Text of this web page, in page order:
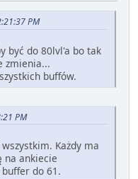
PM
być do 80lvl'a bo tak
zmienia...
buffów.
PM
Każdy ma
na ankiecie
do 61.